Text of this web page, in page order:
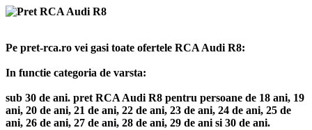
Pe pret-rca.ro vei gasi toate ofertele RCA Audi R8:
In functie categoria de varsta:
sub 30 de ani. pret RCA Audi R8 pentru persoane de 18 ani, 19
ani, 20 de ani, 21 de ani, 22 de ani, 23 de ani, 24 de ani, 25 de
ani, 26 de ani, 27 de ani, 28 de ani, 29 de ani si 30 de ani.